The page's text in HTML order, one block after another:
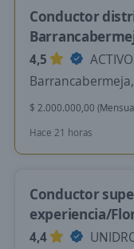
Conductor
4,5
$ 2.000.000,00
Hace 21 horas
Conductor
experiencia/
4,4